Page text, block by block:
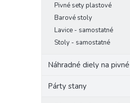
Pivné sety plastové
Barové stoly
Lavice - samostatné
Stoly - samostatné
Náhradné diely na
Párty stany